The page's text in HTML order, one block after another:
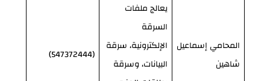
المحامي إسماعيل
شاهين
يعالج ملفات
السرقة
الإلكترونية، سرقة
البيانات، وسرقة
(547372444)